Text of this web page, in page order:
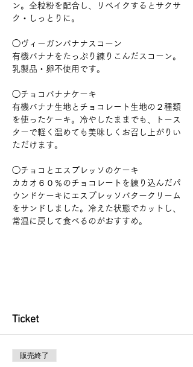
ン。全粒粉を配合し、リベイクするとサクサ
ク・しっとりに。
◯ヴィーガンバナナスコーン
有機バナナをたっぷり練りこんだスコーン。
乳製品・卵不使用です。
◯チョコバナナケーキ
有機バナナ生地とチョコレート生地の２種類
を使ったケーキ。冷やしたままでも、トース
ターで軽く温めても美味しくお召し上がりい
ただけます。
◯チョコとエスプレッソのケーキ
カカオ６０％のチョコレートを練り込んだパ
ウンドケーキにエスプレッソバタークリーム
をサンドしました。冷えた状態でカットし、
常温に戻して食べるのがおすすめ。
Ticket
販売終了